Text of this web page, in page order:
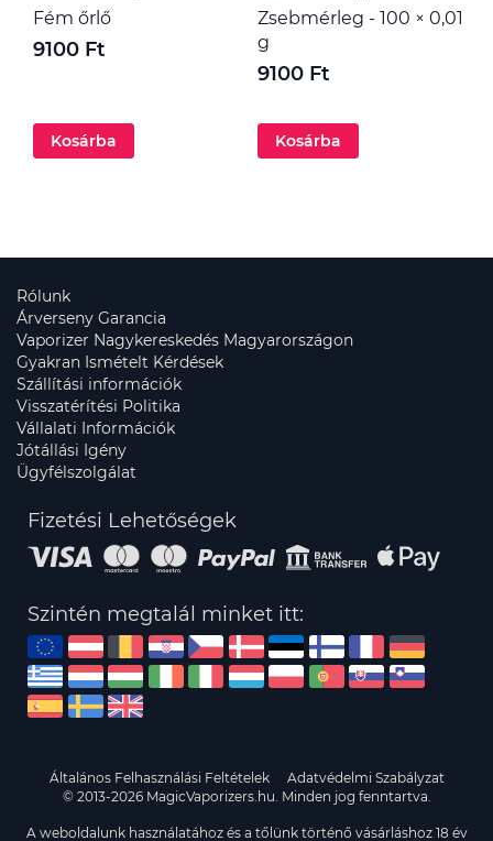
Fém őrlő
9100 Ft
Kosárba
Zsebmérleg - 100 × 0,01
g
9100 Ft
Kosárba
Rólunk
Árverseny Garancia
Vaporizer Nagykereskedés Magyarországon
Gyakran Ismételt Kérdések
Szállítási információk
Visszatérítési Politika
Vállalati Információk
Jótállási Igény
Ügyfélszolgálat
Fizetési Lehetőségek
Szintén megtalál minket itt:
Általános Felhasználási Feltételek
Adatvédelmi Szabályzat
© 2013-2026 MagicVaporizers.hu. Minden jog fenntartva.
A weboldalunk használatához és a tőlünk történő vásárláshoz 18 év